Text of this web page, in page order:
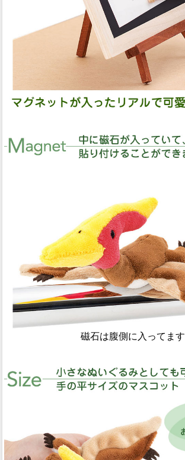
磁石は腹側に入ってます